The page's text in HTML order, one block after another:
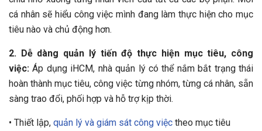
cá nhân sẽ hiểu công việc mình đang làm thực hiện cho mục
tiêu nào và chủ động hơn.
2. Dễ dàng quản lý tiến độ thực hiện mục tiêu, công
việc:Áp dụng iHCM, nhà quản lý có thể nắm bắt trạng thái
hoàn thành mục tiêu, công việc từng nhóm, từng cá nhân, sẵn
sàng trao đổi, phối hợp và hỗ trợ kịp thời.
• Thiết lập, quản lý và giám sát công việc theo mục tiêu